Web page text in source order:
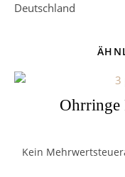
Deutschland
Ohrringe
Kein